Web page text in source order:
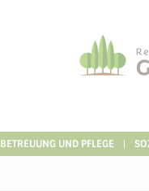
BETREUUNG UND PFLEGE